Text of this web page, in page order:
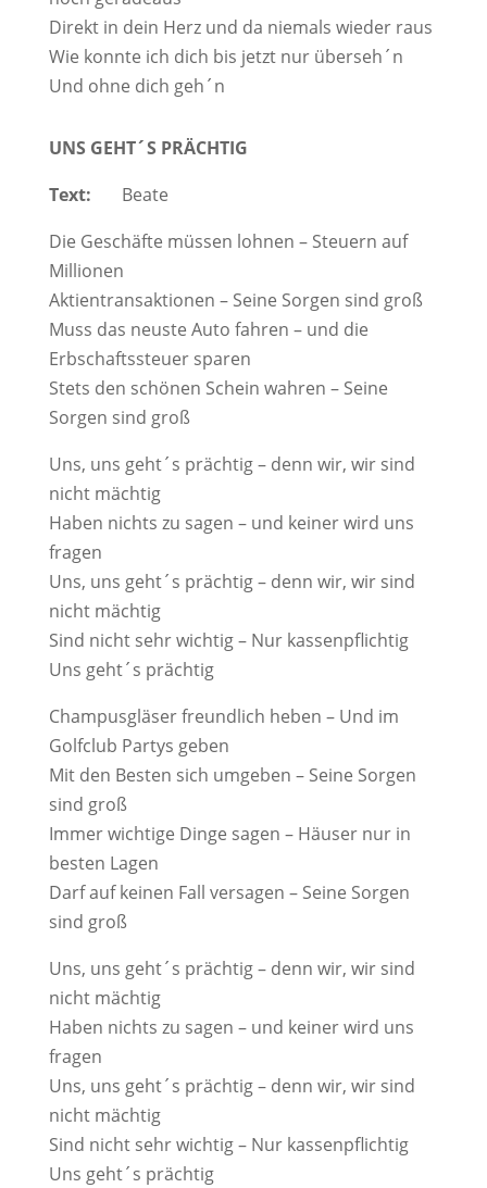
Direkt in dein Herz und da niemals wieder raus
Wie konnte ich dich bis jetzt nur überseh´n
Und ohne dich geh´n
UNS GEHT´S PRÄCHTIG
Text: Beate
Die Geschäfte müssen lohnen – Steuern auf
Millionen
Aktientransaktionen – Seine Sorgen sind groß
Muss das neuste Auto fahren – und die
Erbschaftssteuer sparen
Stets den schönen Schein wahren – Seine
Sorgen sind groß
Uns, uns geht´s prächtig – denn wir, wir sind
nicht mächtig
Haben nichts zu sagen – und keiner wird uns
fragen
Uns, uns geht´s prächtig – denn wir, wir sind
nicht mächtig
Sind nicht sehr wichtig – Nur kassenpflichtig
Uns geht´s prächtig
Champusgläser freundlich heben – Und im
Golfclub Partys geben
Mit den Besten sich umgeben – Seine Sorgen
sind groß
Immer wichtige Dinge sagen – Häuser nur in
besten Lagen
Darf auf keinen Fall versagen – Seine Sorgen
sind groß
Uns, uns geht´s prächtig – denn wir, wir sind
nicht mächtig
Haben nichts zu sagen – und keiner wird uns
fragen
Uns, uns geht´s prächtig – denn wir, wir sind
nicht mächtig
Sind nicht sehr wichtig – Nur kassenpflichtig
Uns geht´s prächtig